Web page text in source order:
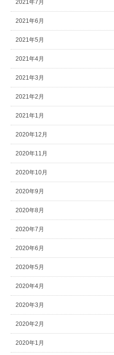
2021年7月
2021年6月
2021年5月
2021年4月
2021年3月
2021年2月
2021年1月
2020年12月
2020年11月
2020年10月
2020年9月
2020年8月
2020年7月
2020年6月
2020年5月
2020年4月
2020年3月
2020年2月
2020年1月